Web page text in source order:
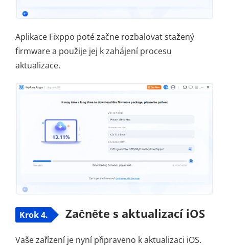
Aplikace Fixppo poté začne rozbalovat stažený
firmware a použije jej k zahájení procesu
aktualizace.
Krok 4. Začněte s aktualizací iOS
Vaše zařízení je nyní připraveno k aktualizaci iOS.